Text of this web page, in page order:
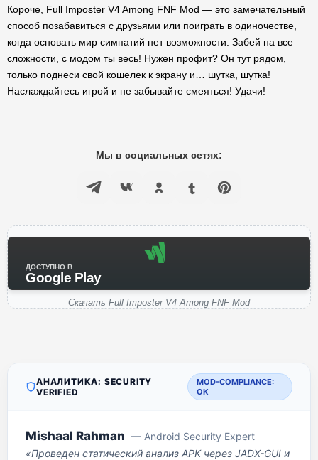
Короче, Full Imposter V4 Among FNF Mod — это замечательный
способ позабавиться с друзьями или поиграть в одиночестве,
когда основать мир симпатий нет возможности. Забей на все
сложности, с модом ты весь! Нужен профит? Он тут рядом,
только поднеси свой кошелек к экрану и… шутка, шутка!
Наслаждайтесь игрой и не забывайте смеяться! Удачи!
Мы в социальных сетях:
ДОСТУПНО В
Google Play
Скачать Full Imposter V4 Among FNF Mod
АНАЛИТИКА: SECURITY
VERIFIED
MOD-COMPLIANCE:
OK
Mishaal Rahman — Android Security Expert
«Проведен статический анализ APK через JADX-GUI и